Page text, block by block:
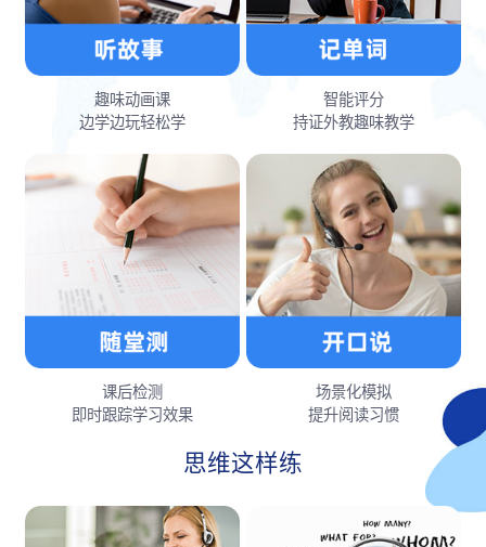
趣味动画课
边学边玩轻松学
智能评分
持证外教趣味教学
课后检测
即时跟踪学习效果
场景化模拟
提升阅读习惯
思维这样练